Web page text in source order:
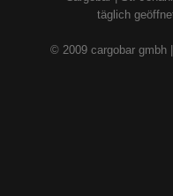
täglich
© 2009 cargobar gmbh |